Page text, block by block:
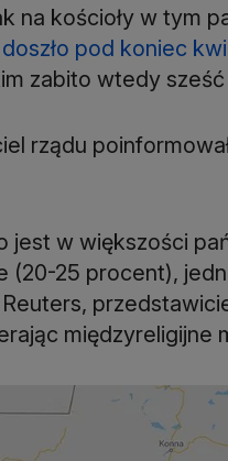
na kościoły w tym
pod koniec
zabito wtedy
rządu
jest w większości
(20-25 procent),
międzyreligijne